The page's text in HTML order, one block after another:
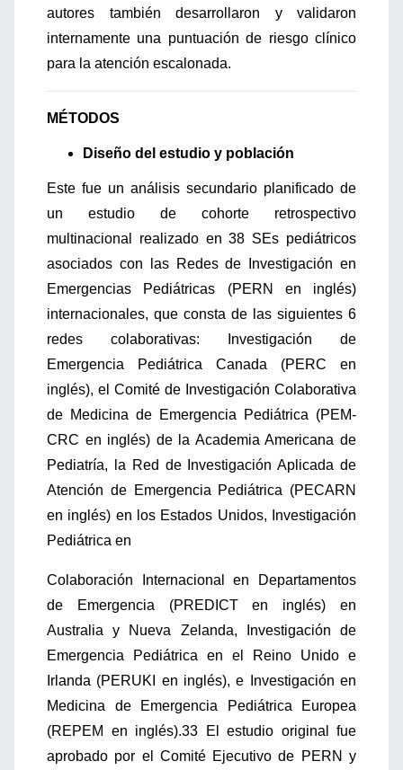
autores también desarrollaron y validaron
internamente una puntuación de riesgo clínico
para la atención escalonada.
MÉTODOS
Diseño del estudio y población
Este fue un análisis secundario planificado de
un estudio de cohorte retrospectivo
multinacional realizado en 38 SEs pediátricos
asociados con las Redes de Investigación en
Emergencias Pediátricas (PERN en inglés)
internacionales, que consta de las siguientes 6
redes colaborativas: Investigación de
Emergencia Pediátrica Canada (PERC en
inglés), el Comité de Investigación Colaborativa
de Medicina de Emergencia Pediátrica (PEM-
CRC en inglés) de la Academia Americana de
Pediatría, la Red de Investigación Aplicada de
Atención de Emergencia Pediátrica (PECARN
en inglés) en los Estados Unidos, Investigación
Pediátrica en
Colaboración Internacional en Departamentos
de Emergencia (PREDICT en inglés) en
Australia y Nueva Zelanda, Investigación de
Emergencia Pediátrica en el Reino Unido e
Irlanda (PERUKI en inglés), e Investigación en
Medicina de Emergencia Pediátrica Europea
(REPEM en inglés).33 El estudio original fue
aprobado por el Comité Ejecutivo de PERN y